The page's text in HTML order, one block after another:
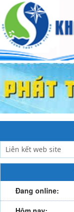
Đang online: